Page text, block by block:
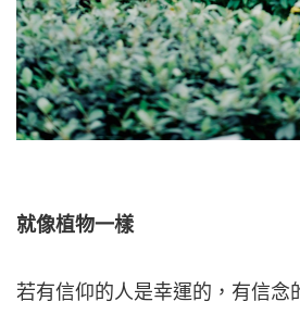
就像植物一樣
若有信仰的人是幸運的，有信念